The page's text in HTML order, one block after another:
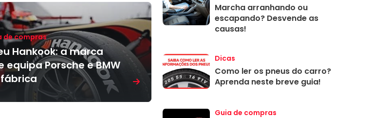
de compras
Hankook: a marca
equipa Porsche e BMW
Marcha arranhando ou
escapando? Desvende as
causas!
Dicas
Como ler os pneus do carro?
Aprenda neste breve guia!
Guia de compras